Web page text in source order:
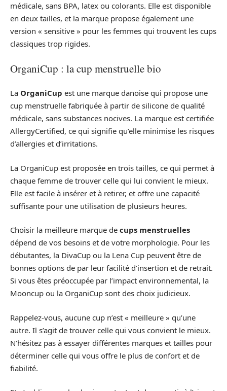
médicale, sans BPA, latex ou colorants. Elle est disponible
en deux tailles, et la marque propose également une
version « sensitive » pour les femmes qui trouvent les cups
classiques trop rigides.
OrganiCup : la cup menstruelle bio
La OrganiCup est une marque danoise qui propose une
cup menstruelle fabriquée à partir de silicone de qualité
médicale, sans substances nocives. La marque est certifiée
AllergyCertified, ce qui signifie qu’elle minimise les risques
d’allergies et d’irritations.
La OrganiCup est proposée en trois tailles, ce qui permet à
chaque femme de trouver celle qui lui convient le mieux.
Elle est facile à insérer et à retirer, et offre une capacité
suffisante pour une utilisation de plusieurs heures.
Choisir la meilleure marque de cups menstruelles
dépend de vos besoins et de votre morphologie. Pour les
débutantes, la DivaCup ou la Lena Cup peuvent être de
bonnes options de par leur facilité d’insertion et de retrait.
Si vous êtes préoccupée par l’impact environnemental, la
Mooncup ou la OrganiCup sont des choix judicieux.
Rappelez-vous, aucune cup n’est « meilleure » qu’une
autre. Il s’agit de trouver celle qui vous convient le mieux.
N’hésitez pas à essayer différentes marques et tailles pour
déterminer celle qui vous offre le plus de confort et de
fiabilité.